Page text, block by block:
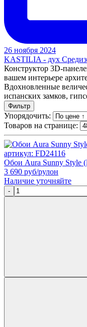
26 ноября 2024
KASTILIA - дух
Конструктор 3D-
вашем интерьере
Вдохновленные
испанских замков,
Фильтр
Упорядочить:
Товаров на странице:
артикул: FD24116
Обои Aura Sunny Style
3 690 руб/рулон
Наличие уточняйте
-